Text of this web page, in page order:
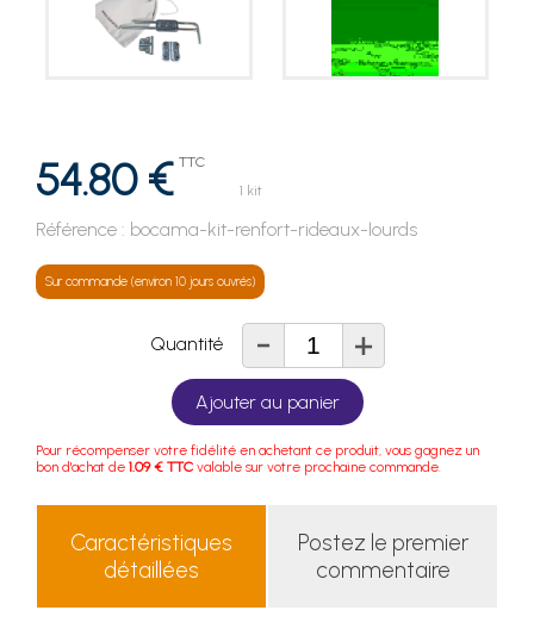
54.80 € TTC
1 kit
Référence : bocama-kit-renfort-rideaux-lourds
Sur commande (environ 10 jours ouvrés)
Quantité - +
Ajouter au panier
Pour récompenser votre fidélité en achetant ce produit, vous gagnez un
bon d'achat de 1.09 € TTC valable sur votre prochaine commande.
Caractéristiques
détaillées
Postez le premier
commentaire